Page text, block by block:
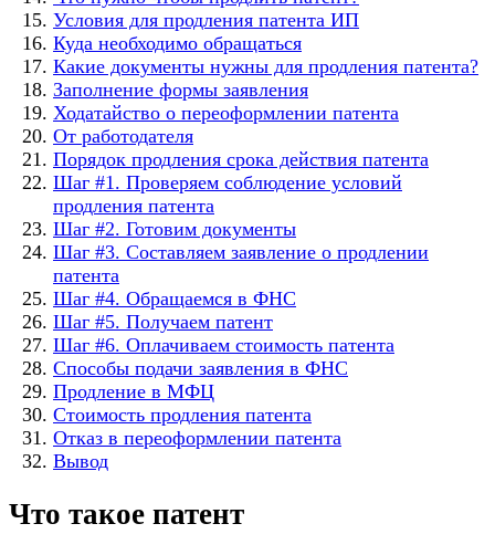
Условия для продления патента ИП
Куда необходимо обращаться
Какие документы нужны для продления патента?
Заполнение формы заявления
Ходатайство о переоформлении патента
От работодателя
Порядок продления срока действия патента
Шаг #1. Проверяем соблюдение условий
продления патента
Шаг #2. Готовим документы
Шаг #3. Составляем заявление о продлении
патента
Шаг #4. Обращаемся в ФНС
Шаг #5. Получаем патент
Шаг #6. Оплачиваем стоимость патента
Способы подачи заявления в ФНС
Продление в МФЦ
Стоимость продления патента
Отказ в переоформлении патента
Вывод
Что такое патент